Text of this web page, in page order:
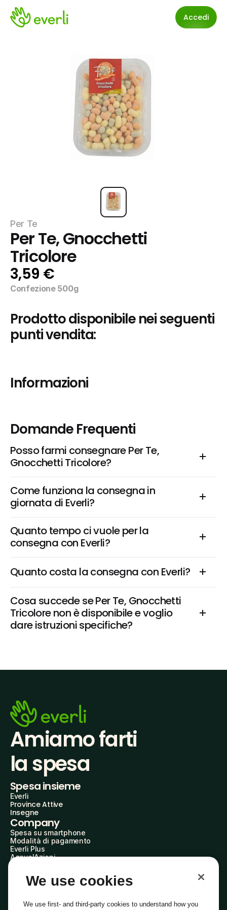
Accedi
Per Te
Per Te, Gnocchetti
Tricolore
3,59 €
Confezione 500g
Prodotto disponibile nei seguenti
punti vendita:
Informazioni
Domande Frequenti
Posso farmi consegnare Per Te,
Gnocchetti Tricolore?
Come funziona la consegna in
giornata di Everli?
Quanto tempo ci vuole per la
consegna con Everli?
Quanto costa la consegna con Everli?
Cosa succede se Per Te, Gnocchetti
Tricolore non è disponibile e voglio
dare istruzioni specifiche?
Amiamo farti
la spesa
Spesa insieme
Everli
Province Attive
Insegne
Company
Spesa su smartphone
Modalità di pagamento
Everli Plus
AgevolAzioni
Everli Shoppers
Scopri chi siamo
We use cookies
We use first- and third-party cookies to understand how you